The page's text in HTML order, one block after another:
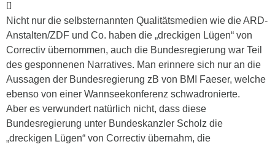
Nicht nur die selbsternannten Qualitätsmedien wie die ARD-
Anstalten/ZDF und Co. haben die „dreckigen Lügen“ von
Correctiv übernommen, auch die Bundesregierung war Teil
des gesponnenen Narratives. Man erinnere sich nur an die
Aussagen der Bundesregierung zB von BMI Faeser, welche
ebenso von einer Wannseekonferenz schwadronierte.
Aber es verwundert natürlich nicht, dass diese
Bundesregierung unter Bundeskanzler Scholz die
„dreckigen Lügen“ von Correctiv übernahm, die